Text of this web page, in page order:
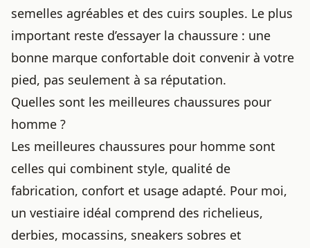
semelles agréables et des cuirs souples. Le plus
important reste d’essayer la chaussure : une
bonne marque confortable doit convenir à votre
pied, pas seulement à sa réputation.
Quelles sont les meilleures chaussures pour
homme ?
Les meilleures chaussures pour homme sont
celles qui combinent style, qualité de
fabrication, confort et usage adapté. Pour moi,
un vestiaire idéal comprend des richelieus,
derbies, mocassins, sneakers sobres et